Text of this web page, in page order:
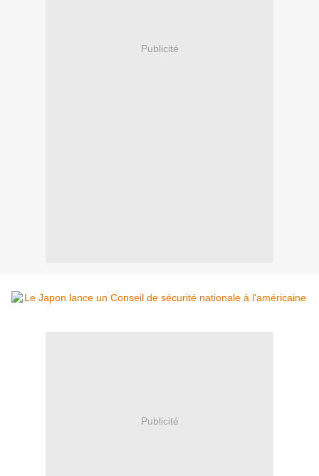
Publicité
Publicité